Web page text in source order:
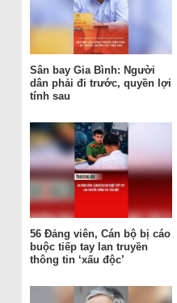
Sân bay Gia Bình: Người
dân phải đi trước, quyền lợi
tính sau
56 Đảng viên, Cán bộ bị cáo
buộc tiếp tay lan truyền
thông tin ‘xấu độc’